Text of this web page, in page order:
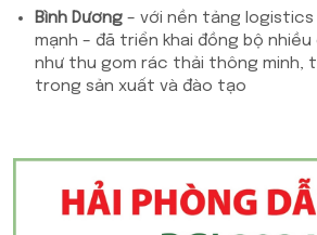
Bình Dương – với nền tảng
mạnh – đã triển khai đồng bộ nhiều
như thu gom rác thải thông minh,
trong sản xuất và đào tạo